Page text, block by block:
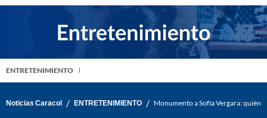
ENTRETENIMIENTO
Noticias Caracol / ENTRETENIMIENTO / Monumento a Sofía Vergara: quién